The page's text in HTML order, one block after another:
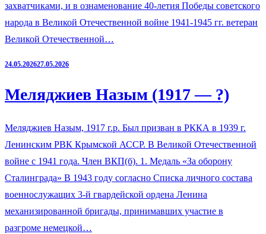
захватчиками, и в ознаменование 40-летия Победы советского
народа в Великой Отечественной войне 1941-1945 гг. ветеран
Великой Отечественной…
24.05.202627.05.2026
Меляджиев Назым (1917 — ?)
Меляджиев Назым, 1917 г.р. Был призван в РККА в 1939 г.
Ленинским РВК Крымской АССР. В Великой Отечественной
войне с 1941 года. Член ВКП(б). 1. Медаль «За оборону
Сталинграда» В 1943 году согласно Списка личного состава
военнослужащих 3-й гвардейской ордена Ленина
механизированной бригады, принимавших участие в
разгроме немецкой…